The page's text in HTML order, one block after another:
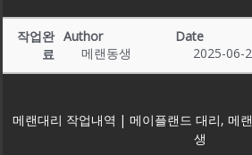
작업완
료
Author
메랜동생
Date
2025-06-
메랜대리 작업내역 | 메이플랜드 대리, 메
생